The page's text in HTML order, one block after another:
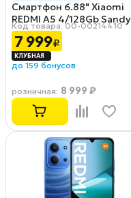
Смартфон 6.88" Xiaomi
REDMI A5 4/128Gb Sandy
Gold
Код товара: 00-00214410
7 999₽
до 159 бонусов
розничная: 8 999 ₽